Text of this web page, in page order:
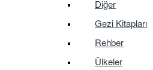
Diğer
Gezi Kitapları
Rehber
Ülkeler